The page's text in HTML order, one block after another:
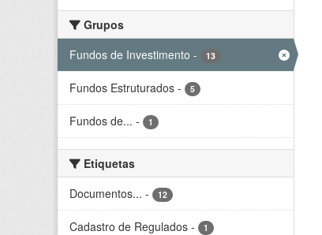
Grupos
Fundos de Investimento - 13
Fundos Estruturados - 5
Fundos de... - 1
Etiquetas
Documentos... - 12
Cadastro de Regulados - 1